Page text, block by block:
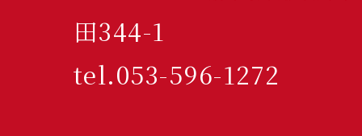
田344-1
tel.053-596-1272